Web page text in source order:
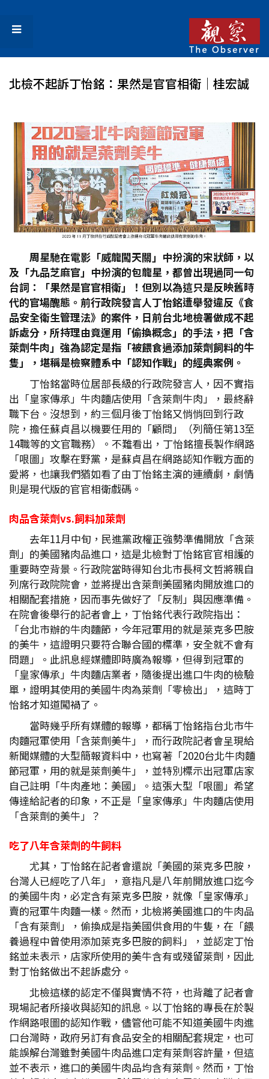
北檢不起訴丁怡銘：果然是官官相衛｜桂宏誠
周星馳在電影「威龍闖天關」中扮演的宋狀師，以
及「九品芝麻官」中扮演的包龍星，都曾出現過同一句
台詞：「果然是官官相衛」！但別以為這只是反映舊時
代的官場醜態。前行政院發言人丁怡銘遭舉發違反《食
品安全衛生管理法》的案件，日前台北地檢署做成不起
訴處分，所持理由竟運用「偷換概念」的手法，把「含
萊劑牛肉」強為認定是指「被餵食過添加萊劑飼料的牛
隻」，堪稱是檢察體系中「認知作戰」的經典案例。
丁怡銘當時位居部長級的行政院發言人，因不實指
出「皇家傳承」牛肉麵店使用「含萊劑牛肉」，最終辭
職下台。沒想到，約三個月後丁怡銘又悄悄回到行政
院，擔任蘇貞昌以機要任用的「顧問」（列簡任第13至
14職等的文官職務）。不難看出，丁怡銘擅長製作網路
「哏圖」攻擊在野黨，是蘇貞昌在網路認知作戰方面的
愛將，也讓我們猶如看了由丁怡銘主演的連續劇，劇情
則是現代版的官官相衛戲碼。
肉品含萊劑vs.飼料加萊劑
去年11月中旬，民進黨政權正強勢準備開放「含萊
劑」的美國豬肉品進口，這是北檢對丁怡銘官官相護的
重要時空背景。行政院當時得知台北市長柯文哲將親自
列席行政院院會，並將提出含萊劑美國豬肉開放進口的
相關配套措施，因而事先做好了「反制」與因應準備。
在院會後舉行的記者會上，丁怡銘代表行政院指出：
「台北市辦的牛肉麵節，今年冠軍用的就是萊克多巴胺
的美牛，這證明只要符合聯合國的標準，安全就不會有
問題」。此訊息經媒體即時廣為報導，但得到冠軍的
「皇家傳承」牛肉麵店業者，隨後提出進口牛肉的檢驗
單，證明其使用的美國牛肉為萊劑「零檢出」，這時丁
怡銘才知道闖禍了。
當時幾乎所有媒體的報導，都稱丁怡銘指台北市牛
肉麵冠軍使用「含萊劑美牛」，而行政院記者會呈現給
新聞媒體的大型簡報資料中，也寫著「2020台北牛肉麵
節冠軍，用的就是萊劑美牛」，並特別標示出冠軍店家
自己註明「牛肉產地：美國」。這張大型「哏圖」希望
傳達給記者的印象，不正是「皇家傳承」牛肉麵店使用
「含萊劑的美牛」？
吃了八年含萊劑的牛飼料
尤其，丁怡銘在記者會還說「美國的萊克多巴胺，
台灣人已經吃了八年」，意指凡是八年前開放進口迄今
的美國牛肉，必定含有萊克多巴胺，就像「皇家傳承」
賣的冠軍牛肉麵一樣。然而，北檢將美國進口的牛肉品
「含有萊劑」，偷換成是指美國供食用的牛隻，在「餵
養過程中曾使用添加萊克多巴胺的飼料」，並認定丁怡
銘並未表示，店家所使用的美牛含有或殘留萊劑，因此
對丁怡銘做出不起訴處分。
北檢這樣的認定不僅與實情不符，也背離了記者會
現場記者所接收與認知的訊息。以丁怡銘的專長在於製
作網路哏圖的認知作戰，儘管他可能不知道美國牛肉進
口台灣時，政府另訂有食品安全的相關配套規定，也可
能誤解台灣雖對美國牛肉品進口定有萊劑容許量，但這
並不表示，進口的美國牛肉品均含有萊劑。然而，丁怡